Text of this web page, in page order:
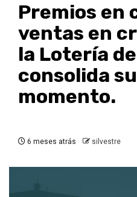
Premios en
ventas en
la Lotería
consolida
momento.
6 meses atrás silvestre